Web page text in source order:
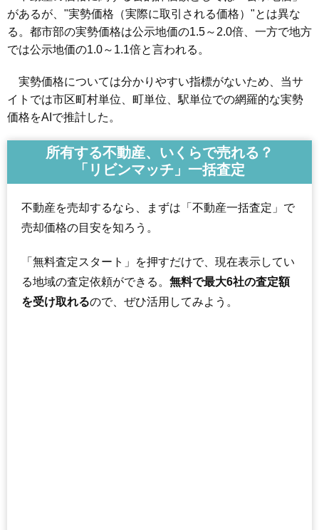
があるが、"実勢価格（実際に取引される価格）"とは異な
る。都市部の実勢価格は公示地価の1.5～2.0倍、一方で地方
では公示地価の1.0～1.1倍と言われる。
実勢価格については分かりやすい指標がないため、当サ
イトでは市区町村単位、町単位、駅単位での網羅的な実勢
価格をAIで推計した。
所有する不動産、いくらで売れる？
「リビンマッチ」一括査定
不動産を売却するなら、まずは「不動産一括査定」で
売却価格の目安を知ろう。
「無料査定スタート」を押すだけで、現在表示してい
る地域の査定依頼ができる。 無料で最大6社の査定額
を受け取れるので、ぜひ活用してみよう。